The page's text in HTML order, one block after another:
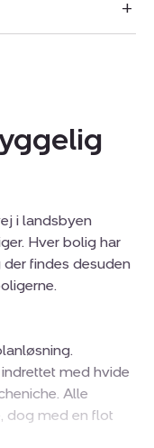
i landsbyen
Hver bolig har
findes desuden
med hvide
Alle
dog med en flot